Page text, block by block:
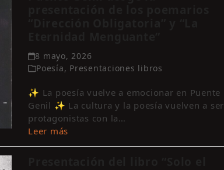
8 mayo, 2026
Poesía, Presentaciones libros
✨ La poesía vuelve a emocionar en Puente
Genil ✨ La cultura y la poesía vuelven a ser
protagonistas con la…
Leer más